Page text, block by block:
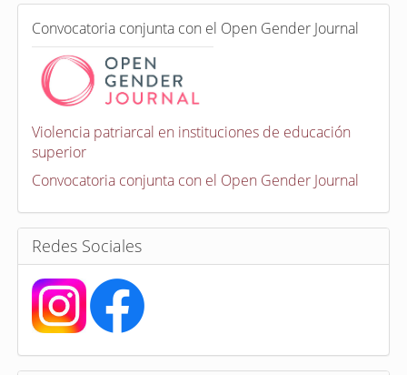
e
n
C
o
o
a
t
o
r
a
s
Convocatoria conjunta con el Open Gender Journal
Violencia patriarcal en instituciones de educación
superior
Convocatoria conjunta con el Open Gender Journal
Redes Sociales